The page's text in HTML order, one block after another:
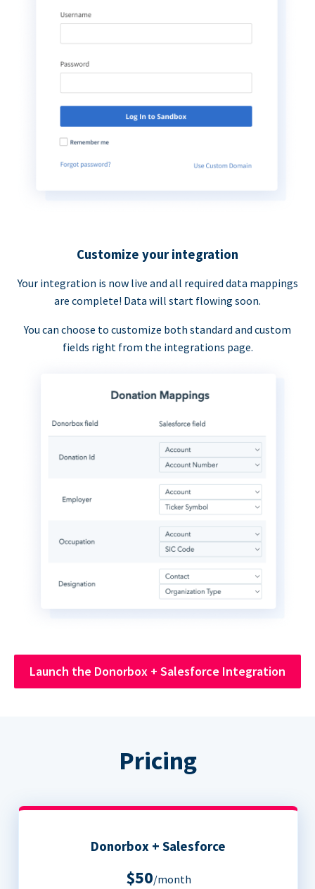
Customize your integration
Your integration is now live and all required data mappings
are complete! Data will start flowing soon.
You can choose to customize both standard and custom
fields right from the integrations page.
Launch the Donorbox + Salesforce Integration
Pricing
Donorbox + Salesforce
$50/month